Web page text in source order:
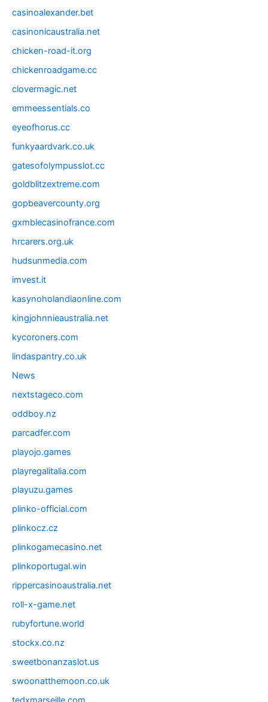
casinoalexander.bet
casinonicaustralia.net
chicken-road-it.org
chickenroadgame.cc
clovermagic.net
emmeessentials.co
eyeofhorus.cc
funkyaardvark.co.uk
gatesofolympusslot.cc
goldblitzextreme.com
gopbeavercounty.org
gxmblecasinofrance.com
hrcarers.org.uk
hudsunmedia.com
imvest.it
kasynoholandiaonline.com
kingjohnnieaustralia.net
kycoroners.com
lindaspantry.co.uk
News
nextstageco.com
oddboy.nz
parcadfer.com
playojo.games
playregalitalia.com
playuzu.games
plinko-official.com
plinkocz.cz
plinkogamecasino.net
plinkoportugal.win
rippercasinoaustralia.net
roll-x-game.net
rubyfortune.world
stockx.co.nz
sweetbonanzaslot.us
swoonatthemoon.co.uk